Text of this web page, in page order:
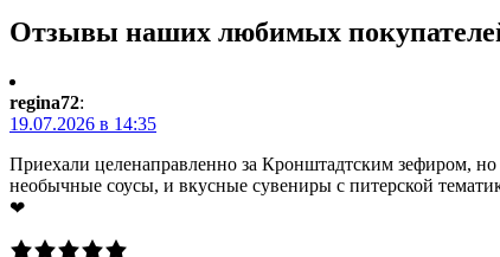
Отзывы наших любимых
regina72:
19.07.2026 в 14:35
Приехали целенаправленно за Кронштадтским зефиром, но
необычные соусы, и вкусные сувениры с питерской
❤